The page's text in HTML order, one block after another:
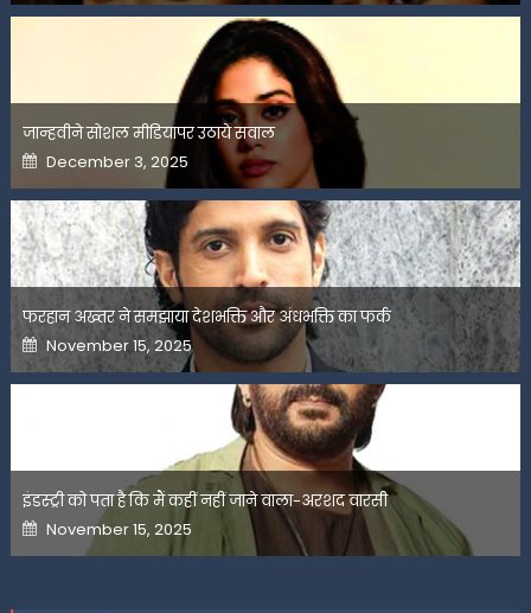
जान्हवीने सोशल मीडियापर उठाये सवाल
Posted
on
December 3, 2025
फरहान अख्तर ने समझाया देशभक्ति और अंधभक्ति का फर्क
Posted
on
November 15, 2025
इंडस्ट्री को पता है कि मैं कहीं नहीं जाने वाला-अरशद वारसी
Posted
on
November 15, 2025